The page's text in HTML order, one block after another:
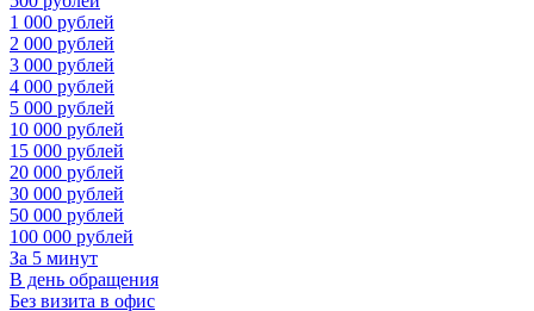
1 000 рублей
2 000 рублей
3 000 рублей
4 000 рублей
5 000 рублей
10 000 рублей
15 000 рублей
20 000 рублей
30 000 рублей
50 000 рублей
100 000 рублей
За 5 минут
В день обращения
Без визита в офис